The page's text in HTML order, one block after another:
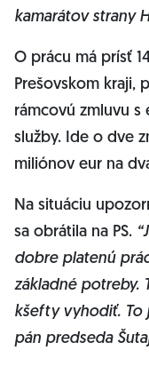
kamarátov strany
O prácu má prísť
Prešovskom kraji,
rámcovú zmluvu
služby. Ide o dve
miliónov eur na
Na situáciu
sa obrátila na PS.
dobre platenú
základné potreby.
kšefty vyhodiť. To
pán predseda